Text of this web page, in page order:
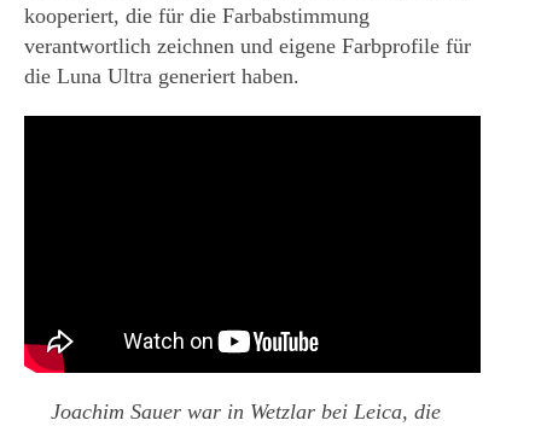
kooperiert, die für die Farbabstimmung
verantwortlich zeichnen und eigene Farbprofile für
die Luna Ultra generiert haben.
Joachim Sauer war in Wetzlar bei Leica, die